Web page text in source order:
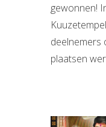
gewonnen!
deelnemers
plaatsen